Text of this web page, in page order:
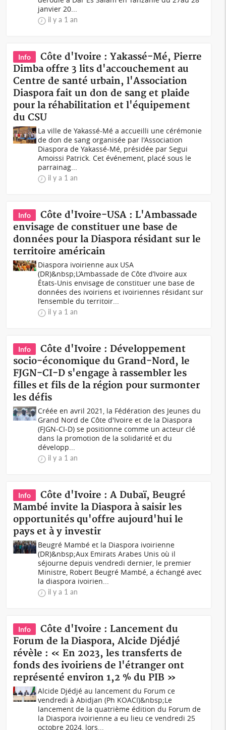
janvier 20...
il y a 1 an
Info
Côte d'Ivoire : Yakassé-Mé, Pierre
Dimba offre 3 lits d'accouchement au
Centre de santé urbain, l'Association
Diaspora fait un don de sang et plaide
pour la réhabilitation et l'équipement
du CSU
La ville de Yakassé-Mé a accueilli une cérémonie
de don de sang organisée par l'Association
Diaspora de Yakassé-Mé, présidée par Segui
Amoissi Patrick. Cet événement, placé sous le
parrainag...
il y a 1 an
Info
Côte d'Ivoire-USA : L'Ambassade
envisage de constituer une base de
données pour la Diaspora résidant sur le
territoire américain
Diaspora ivoirienne aux USA
(DR)&nbsp;L’Ambassade de Côte d’Ivoire aux
États-Unis envisage de constituer une base de
données des ivoiriens et ivoiriennes résidant sur
l’ensemble du territoir...
il y a 1 an
Info
Côte d'Ivoire : Développement
socio-économique du Grand-Nord, le
FJGN-CI-D s'engage à rassembler les
filles et fils de la région pour surmonter
les défis
Créée en avril 2021, la Fédération des Jeunes du
Grand Nord de Côte d'Ivoire et de la Diaspora
(FJGN-CI-D) se positionne comme un acteur clé
dans la promotion de la solidarité et du
développ...
il y a 1 an
Info
Côte d'Ivoire : A Dubaï, Beugré
Mambé invite la Diaspora à saisir les
opportunités qu'offre aujourd'hui le
pays et à y investir
Beugré Mambé et la Diaspora ivoirienne
(DR)&nbsp;Aux Emirats Arabes Unis où il
séjourne depuis vendredi dernier, le premier
Ministre, Robert Beugré Mambé, a échangé avec
la diaspora ivoirien...
il y a 1 an
Info
Côte d'Ivoire : Lancement du
Forum de la Diaspora, Alcide Djédjé
révèle : « En 2023, les transferts de
fonds des ivoiriens de l'étranger ont
représenté environ 1,2 % du PIB »
Alcide Djédjé au lancement du Forum ce
vendredi à Abidjan (Ph KOACI)&nbsp;Le
lancement de la quatrième édition du Forum de
la Diaspora ivoirienne a eu lieu ce vendredi 25
octobre 2024, lors...